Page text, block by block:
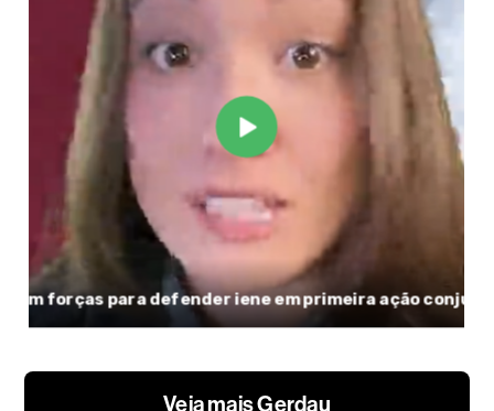
Veja mais Gerdau